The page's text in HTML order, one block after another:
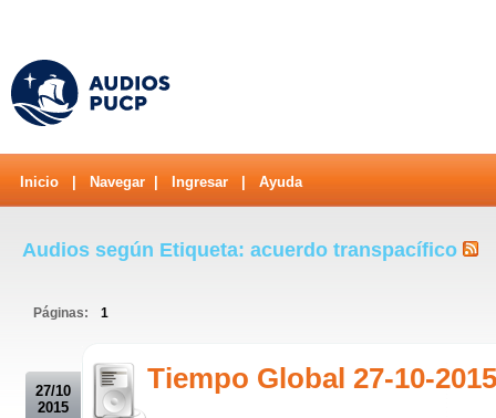
Inicio Navegar Ingresar Ayuda
Audios según Etiqueta: acuerdo transpacífico
Páginas: 1
27/10
2015
Tiempo Global 27-10-2015